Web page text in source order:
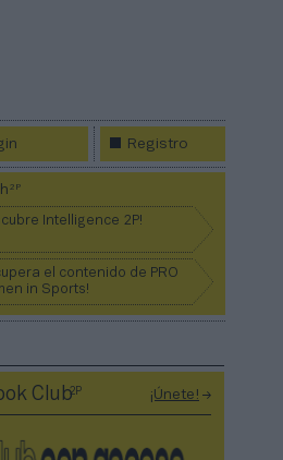
Registro
2P
Intelligence 2P!
el contenido de PRO
in Sports!
Club2P ¡Únete!